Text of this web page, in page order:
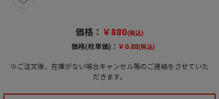
価格： ￥880(税込)
価格(枚単価)： ￥0.88(税込)
※ご注文後、在庫がない場合キャンセル等のご連絡をさせていた
だきます。